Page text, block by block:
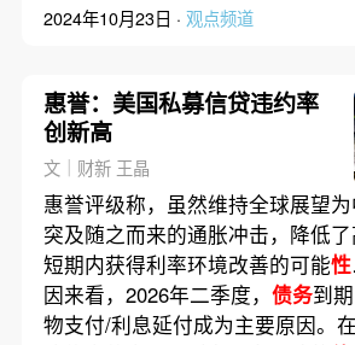
2024年10月23日 · 观点频道
惠誉：美国私募信贷违约率
创新高
文｜财新 王晶
惠誉评级称，虽然维持全球展望为
突及随之而来的通胀冲击，降低
短期内获得利率环境改善的可能性
因来看，2026年二季度， 债务到
物支付/利息延付成为主要原因。